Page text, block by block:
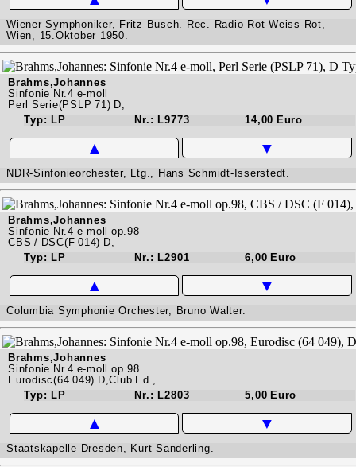
Wiener Symphoniker, Fritz Busch. Rec. Radio Rot-Weiss-Rot,
Wien, 15.Oktober 1950.
Brahms,Johannes
Sinfonie Nr.4 e-moll
Perl Serie(PSLP 71) D,
Typ: LP
Nr.: L9773 14,00 Euro
▲ ▼
NDR-Sinfonieorchester, Ltg., Hans Schmidt-Isserstedt.
Brahms,Johannes
Sinfonie Nr.4 e-moll op.98
CBS / DSC(F 014) D,
Typ: LP
Nr.: L2901 6,00 Euro
▲ ▼
Columbia Symphonie Orchester, Bruno Walter.
Brahms,Johannes
Sinfonie Nr.4 e-moll op.98
Eurodisc(64 049) D,Club Ed.,
Typ: LP
Nr.: L2803 5,00 Euro
▲ ▼
Staatskapelle Dresden, Kurt Sanderling.